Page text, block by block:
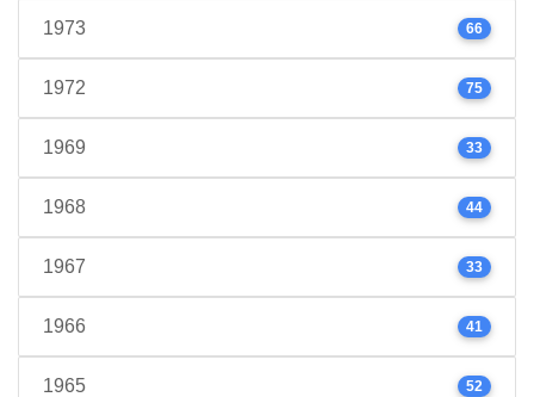
1973 66
1972 75
1969 33
1968 44
1967 33
1966 41
1965 52